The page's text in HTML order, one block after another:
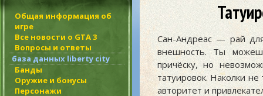
Общая информация об
игре
Все новости о GTA 3
Вопросы и ответы
база данных liberty city
Банды
Оружие и бонусы
Персонажи
Сан-Андреас — рай
внешность. Ты
причёску, но
татуировок. Наколки
авторитет и